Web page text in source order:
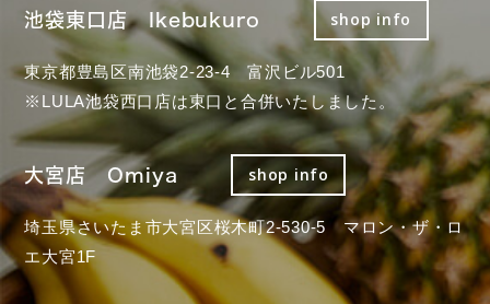
池袋東口店 Ikebukuro shop info
東京都豊島区南池袋2-23-4 富沢ビル501
※LULA池袋西口店は東口と合併いたしました。
大宮店 Omiya shop info
埼玉県さいたま市大宮区桜木町2-530-5 マロン・ザ・ロ
エ大宮1F